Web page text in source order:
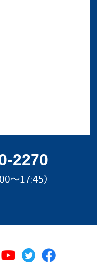
2270
～17:45）